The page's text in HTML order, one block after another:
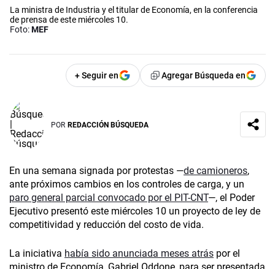
La ministra de Industria y el titular de Economía, en la conferencia
de prensa de este miércoles 10.
Foto:MEF
+ Seguir en Agregar Búsqueda en
POR REDACCIÓN BÚSQUEDA
En una semana signada por protestas —de camioneros,
ante próximos cambios en los controles de carga, y un
paro general parcial convocado por el PIT-CNT—, el Poder
Ejecutivo presentó este miércoles 10 un proyecto de ley de
competitividad y reducción del costo de vida.
La iniciativa había sido anunciada meses atrás por el